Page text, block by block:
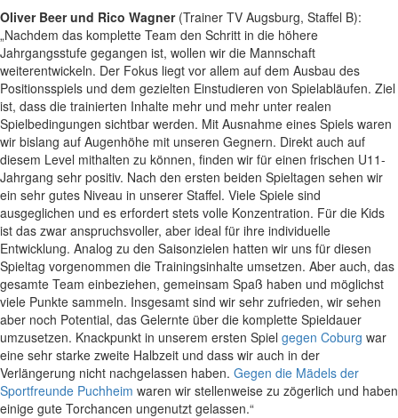
Oliver Beer und Rico Wagner(Trainer TV Augsburg, Staffel B):
„Nachdem das komplette Team den Schritt in die höhere
Jahrgangsstufe gegangen ist, wollen wir die Mannschaft
weiterentwickeln. Der Fokus liegt vor allem auf dem Ausbau des
Positionsspiels und dem gezielten Einstudieren von Spielabläufen. Ziel
ist, dass die trainierten Inhalte mehr und mehr unter realen
Spielbedingungen sichtbar werden. Mit Ausnahme eines Spiels waren
wir bislang auf Augenhöhe mit unseren Gegnern. Direkt auch auf
diesem Level mithalten zu können, finden wir für einen frischen U11-
Jahrgang sehr positiv. Nach den ersten beiden Spieltagen sehen wir
ein sehr gutes Niveau in unserer Staffel. Viele Spiele sind
ausgeglichen und es erfordert stets volle Konzentration. Für die Kids
ist das zwar anspruchsvoller, aber ideal für ihre individuelle
Entwicklung. Analog zu den Saisonzielen hatten wir uns für diesen
Spieltag vorgenommen die Trainingsinhalte umsetzen. Aber auch, das
gesamte Team einbeziehen, gemeinsam Spaß haben und möglichst
viele Punkte sammeln. Insgesamt sind wir sehr zufrieden, wir sehen
aber noch Potential, das Gelernte über die komplette Spieldauer
umzusetzen. Knackpunkt in unserem ersten Spiel gegen Coburg war
eine sehr starke zweite Halbzeit und dass wir auch in der
Verlängerung nicht nachgelassen haben. Gegen die Mädels der
Sportfreunde Puchheim waren wir stellenweise zu zögerlich und haben
einige gute Torchancen ungenutzt gelassen.“